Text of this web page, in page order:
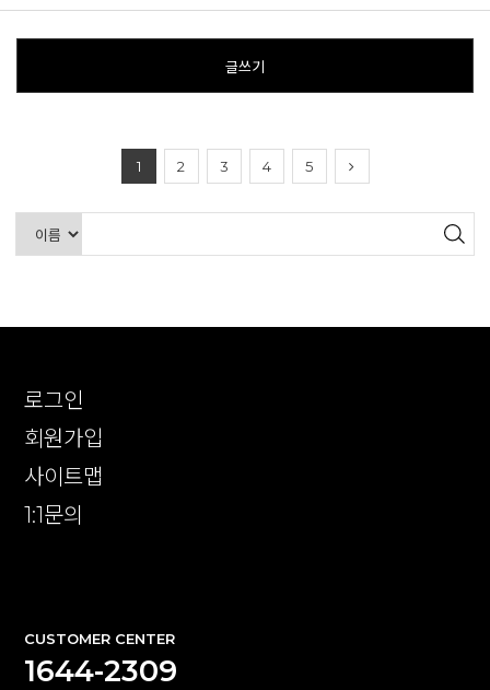
글쓰기
1 2 3 4 5
로그인
회원가입
사이트맵
1:1문의
CUSTOMER CENTER
1644-2309